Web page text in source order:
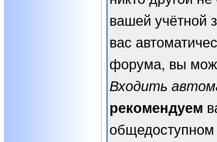
вашей учётной
вас
форума, вы
Входить
рекомендуем